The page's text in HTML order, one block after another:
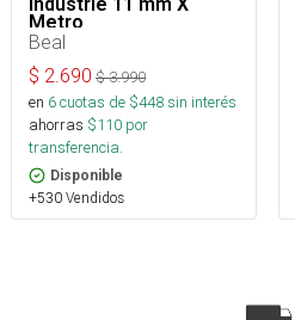
Metro
Beal
$ 2.690 $3.990
en 6cuotas de $448sin interés
ahorras $110 por
transferencia.
Disponible
+530 Vendidos